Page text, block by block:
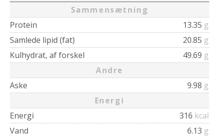
Sammensætning
Protein
13.35 g
Samlede lipid (fat)
20.85 g
Kulhydrat, af forskel
49.69 g
Andre
Aske
9.98 g
Energi
Energi
316 kcal
Vand
6.13 g